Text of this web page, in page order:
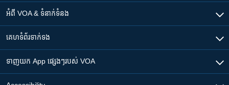
អំពី​ VOA & ទំនាក់ទំនង
គេហទំព័រ​​ទាក់ទង
ទាញយក​ App ផ្សេងៗ​របស់​ VOA